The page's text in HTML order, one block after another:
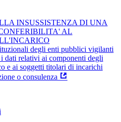
INSUSSISTENZA DI UNA
AL
degli enti pubblici vigilanti
dati relativi ai componenti degli
e ai soggetti titolari di incarichi
o consulenza